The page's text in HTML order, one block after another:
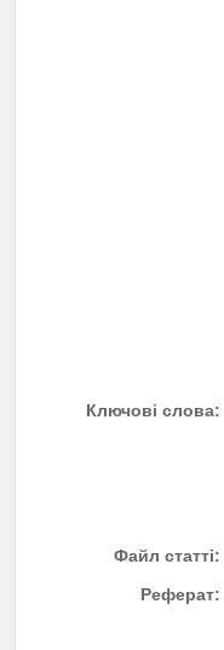
Ключові слова:
Файл статті:
Реферат: